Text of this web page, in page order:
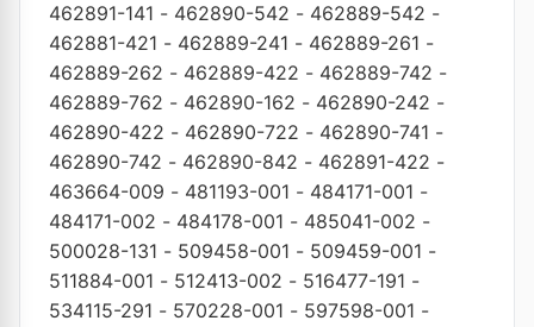
462891-141 - 462890-542 - 462889-542 -
462881-421 - 462889-241 - 462889-261 -
462889-262 - 462889-422 - 462889-742 -
462889-762 - 462890-162 - 462890-242 -
462890-422 - 462890-722 - 462890-741 -
462890-742 - 462890-842 - 462891-422 -
463664-009 - 481193-001 - 484171-001 -
484171-002 - 484178-001 - 485041-002 -
500028-131 - 509458-001 - 509459-001 -
511884-001 - 512413-002 - 516477-191 -
534115-291 - 570228-001 - 597598-001 -